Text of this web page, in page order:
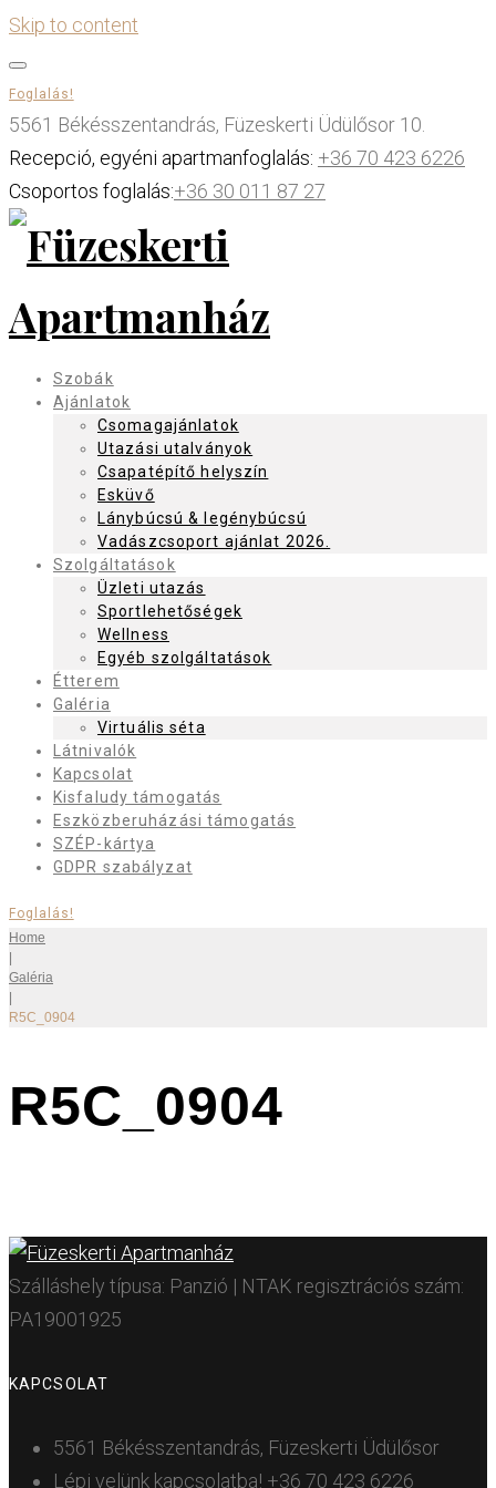
Skip to content
Foglalás!
5561 Békésszentandrás, Füzeskerti Üdülősor 10.
Recepció, egyéni apartmanfoglalás: +36 70 423 6226
Csoportos foglalás:+36 30 011 87 27
Szobák
Ajánlatok
Csomagajánlatok
Utazási utalványok
Csapatépítő helyszín
Esküvő
Lánybúcsú & legénybúcsú
Vadászcsoport ajánlat 2026.
Szolgáltatások
Üzleti utazás
Sportlehetőségek
Wellness
Egyéb szolgáltatások
Étterem
Galéria
Virtuális séta
Látnivalók
Kapcsolat
Kisfaludy támogatás
Eszközberuházási támogatás
SZÉP-kártya
GDPR szabályzat
Foglalás!
Home
Galéria
R5C_0904
R5C_0904
Szálláshely típusa: Panzió | NTAK regisztrációs szám:
PA19001925
KAPCSOLAT
5561 Békésszentandrás, Füzeskerti Üdülősor
Lépj velünk kapcsolatba! +36 70 423 6226